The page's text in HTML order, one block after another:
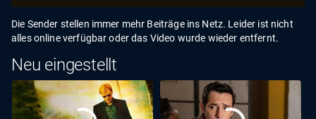
Die Sender stellen immer mehr Beiträge ins Netz. Leider ist nicht
alles online verfügbar oder das Video wurde wieder entfernt.
Neu eingestellt